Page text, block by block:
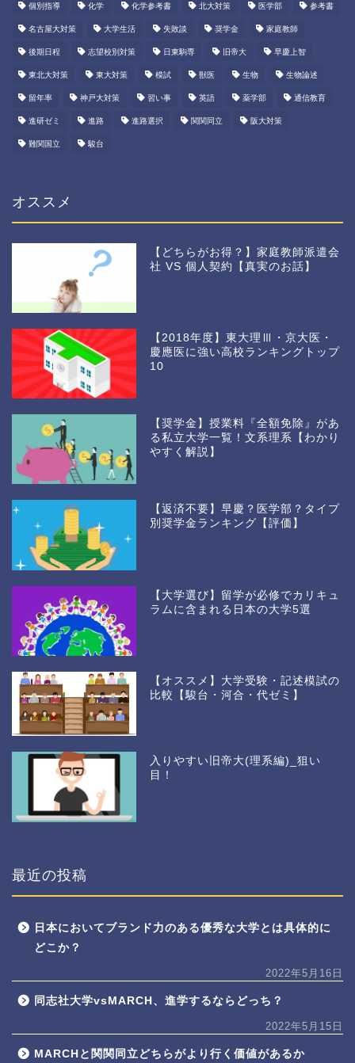
個別指導 化学 化学参考書 北大対策 医学部 参考書
名古屋大対策 大学生活 失敗談 奨学金 家庭教師
後期日程 志望校別対策 日東駒専 旧帝大 早慶上智
東北大対策 東大対策 模試 獣医 生物 生物論述
留年率 神戸大対策 習い事 英語 薬学部 通信教育
進研ゼミ 進路 進路選択 関関同立 阪大対策
難関国立 駿台
オススメ
【どちらがお得？】家庭教師派遣会
社 VS 個人契約【真実のお話】
【2018年度】東大理Ⅲ・京大医・
慶應医に強い高校ランキングトップ
10
【奨学金】授業料『全額免除』があ
る私立大学一覧！文系理系【わかり
やすく解説】
【返済不要】早慶？医学部？タイプ
別奨学金ランキング【評価】
【大学選び】留学が必修でカリキュ
ラムに含まれる日本の大学5選
【オススメ】大学受験・記述模試の
比較【駿台・河合・代ゼミ】
入りやすい旧帝大(理系編)_狙い
目！
最近の投稿
日本においてブランド力のある優秀な大学とは具体的に
どこか？
2022年5月16日
同志社大学vsMARCH、進学するならどっち？
2022年5月15日
MARCHと関関同立どちらがより行く価値があるか